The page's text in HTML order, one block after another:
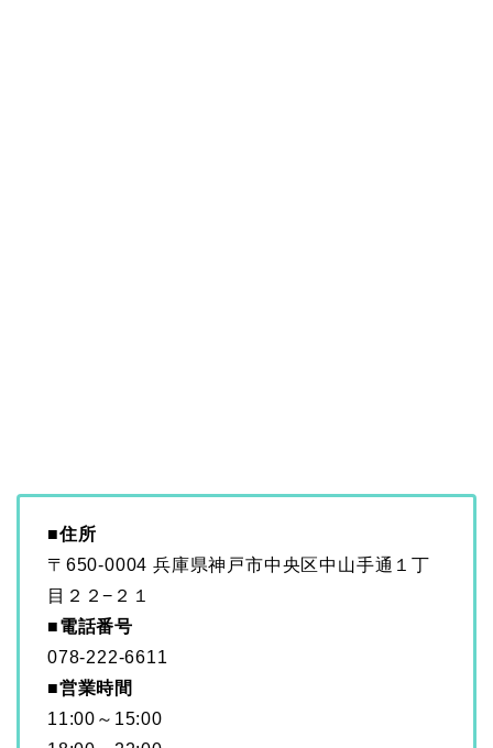
■住所
〒650-0004 兵庫県神戸市中央区中山手通１丁
目２２−２１
■電話番号
078-222-6611
■営業時間
11:00～15:00